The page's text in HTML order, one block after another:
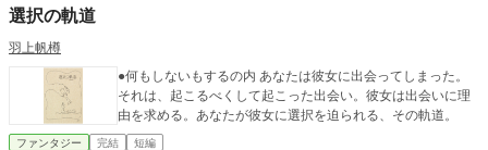
選択の軌道
羽上帆樽
●何もしないもするの内 あなたは彼女に出会ってしまった。
それは、起こるべくして起こった出会い。彼女は出会いに理
由を求める。あなたが彼女に選択を迫られる、その軌道。
ファンタジー 完結 短編